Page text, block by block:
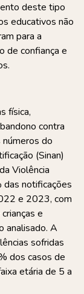
deste tipo
educativos não
para a
de confiança e
física,
contra
do
(Sinan)
Violência
notificações
e 2023, com
e
analisado. A
sofridas
dos casos de
etária de 5 a